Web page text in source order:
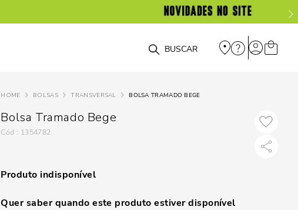
O que você está procurando?
BOLSAS TRANSVERSAL BOLSA TRAMADO BEGE
Bolsa Tramado Bege
: 1354782
Produto indisponível
Quer saber quando este produto estiver disponível